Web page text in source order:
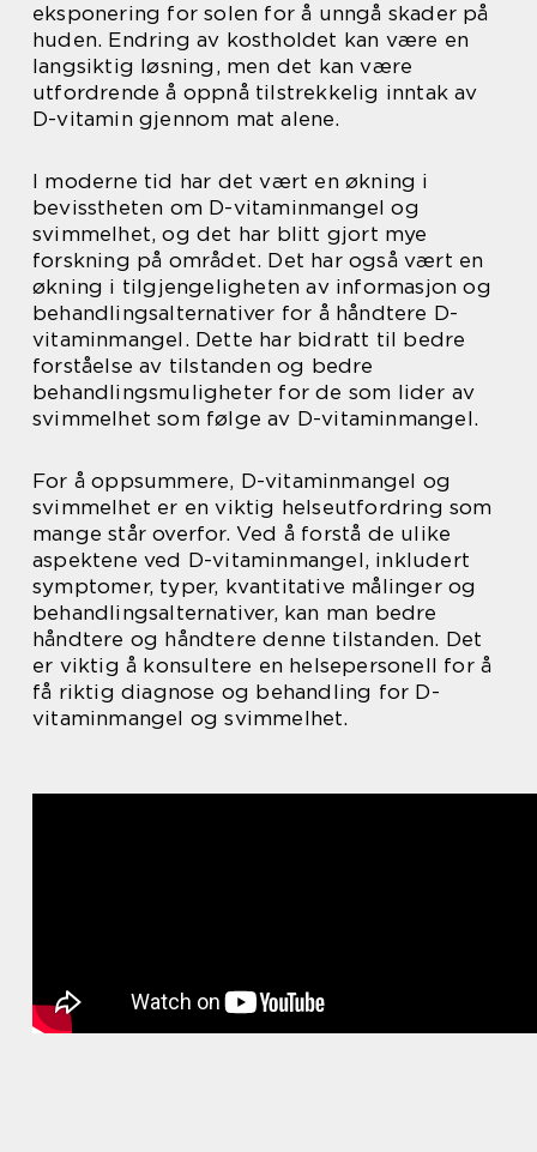
eksponering for solen for å unngå skader på
huden. Endring av kostholdet kan være en
langsiktig løsning, men det kan være
utfordrende å oppnå tilstrekkelig inntak av
D-vitamin gjennom mat alene.
I moderne tid har det vært en økning i
bevisstheten om D-vitaminmangel og
svimmelhet, og det har blitt gjort mye
forskning på området. Det har også vært en
økning i tilgjengeligheten av informasjon og
behandlingsalternativer for å håndtere D-
vitaminmangel. Dette har bidratt til bedre
forståelse av tilstanden og bedre
behandlingsmuligheter for de som lider av
svimmelhet som følge av D-vitaminmangel.
For å oppsummere, D-vitaminmangel og
svimmelhet er en viktig helseutfordring som
mange står overfor. Ved å forstå de ulike
aspektene ved D-vitaminmangel, inkludert
symptomer, typer, kvantitative målinger og
behandlingsalternativer, kan man bedre
håndtere og håndtere denne tilstanden. Det
er viktig å konsultere en helsepersonell for å
få riktig diagnose og behandling for D-
vitaminmangel og svimmelhet.